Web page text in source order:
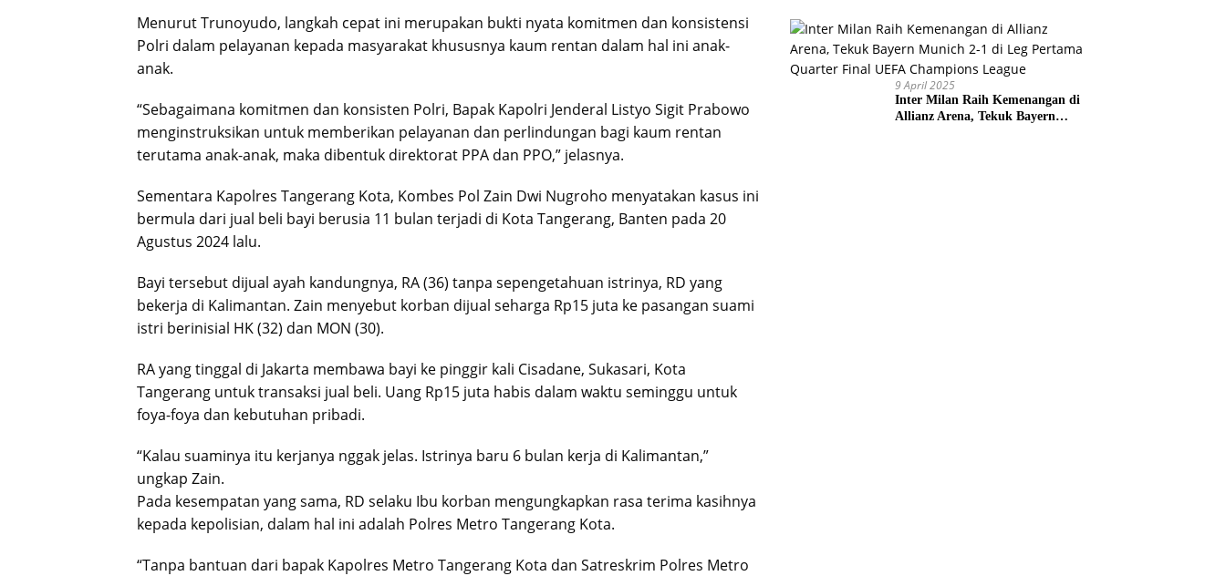
Menurut Trunoyudo, langkah cepat ini merupakan bukti nyata komitmen dan konsistensi
Polri dalam pelayanan kepada masyarakat khususnya kaum rentan dalam hal ini anak-
anak.
“Sebagaimana komitmen dan konsisten Polri, Bapak Kapolri Jenderal Listyo Sigit Prabowo
menginstruksikan untuk memberikan pelayanan dan perlindungan bagi kaum rentan
terutama anak-anak, maka dibentuk direktorat PPA dan PPO,” jelasnya.
Sementara Kapolres Tangerang Kota, Kombes Pol Zain Dwi Nugroho menyatakan kasus ini
bermula dari jual beli bayi berusia 11 bulan terjadi di Kota Tangerang, Banten pada 20
Agustus 2024 lalu.
Bayi tersebut dijual ayah kandungnya, RA (36) tanpa sepengetahuan istrinya, RD yang
bekerja di Kalimantan. Zain menyebut korban dijual seharga Rp15 juta ke pasangan suami
istri berinisial HK (32) dan MON (30).
RA yang tinggal di Jakarta membawa bayi ke pinggir kali Cisadane, Sukasari, Kota
Tangerang untuk transaksi jual beli. Uang Rp15 juta habis dalam waktu seminggu untuk
foya-foya dan kebutuhan pribadi.
“Kalau suaminya itu kerjanya nggak jelas. Istrinya baru 6 bulan kerja di Kalimantan,”
ungkap Zain.
Pada kesempatan yang sama, RD selaku Ibu korban mengungkapkan rasa terima kasihnya
kepada kepolisian, dalam hal ini adalah Polres Metro Tangerang Kota.
“Tanpa bantuan dari bapak Kapolres Metro Tangerang Kota dan Satreskrim Polres Metro
9 April 2025
Inter Milan Raih Kemenangan di
Allianz Arena, Tekuk Bayern